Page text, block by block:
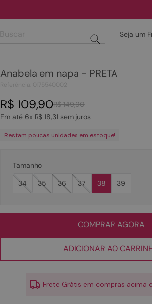
Seja um
Anabela em napa - PRETA
R$ 149,90
R$ 109,90
Em até 6x R$ 18,31sem juros
Restam poucas unidades em estoque!
Tamanho
34
35 36 37 38 39
COMPRAR AGORA
ADICIONAR AO
Frete Grátis em compras acima